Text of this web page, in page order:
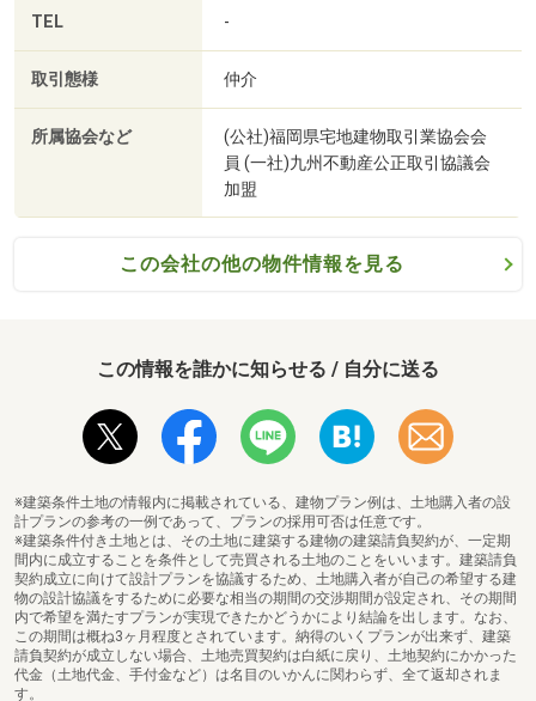
報」をご提供し、最適なお住まい探しをお手伝いさせて頂
「ヤマダ不動産」では、各提携会社と連携し常に新しい情
報や未公開情報を豊富に準備しています！
☆物件の価格や写真を随時更新しています☆
気になる物件の価格変更や、物件の経過もわかる便利な
「お気に入り追加」を是非ご活用下さい♪
TEL -
取引態様 仲介
所属協会など
(公社)福岡県宅地建物取引業協会会
員 (一社)九州不動産公正取引協議会
加盟
この会社の他の物件情報を見る
この情報を誰かに知らせる / 自分に送る
※建築条件土地の情報内に掲載されている、建物プラン例は、土地購入者の設
計プランの参考の一例であって、プランの採用可否は任意です。
※建築条件付き土地とは、その土地に建築する建物の建築請負契約が、一定期
間内に成立することを条件として売買される土地のことをいいます。建築請負
契約成立に向けて設計プランを協議するため、土地購入者が自己の希望する建
物の設計協議をするために必要な相当の期間の交渉期間が設定され、その期間
内で希望を満たすプランが実現できたかどうかにより結論を出します。なお、
この期間は概ね3ヶ月程度とされています。納得のいくプランが出来ず、建築
請負契約が成立しない場合、土地売買契約は白紙に戻り、土地契約にかかった
代金（土地代金、手付金など）は名目のいかんに関わらず、全て返却されま
す。